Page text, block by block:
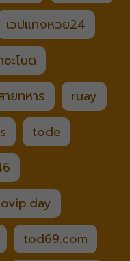
เวปแทงหวย24
ชะโนด
ายทหาร
ruay
tode
tod69.com